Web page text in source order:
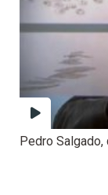
Pedro